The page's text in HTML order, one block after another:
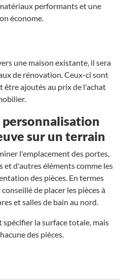
performants et une
économe.
une maison existante, il sera
de rénovation. Ceux-ci sont
ajoutés au prix de l'achat
sur un terrain
l'emplacement des portes,
et d'autres éléments comme les
des pièces. En termes
de placer les pièces à
et salles de bain au nord.
la surface totale, mais
des pièces.